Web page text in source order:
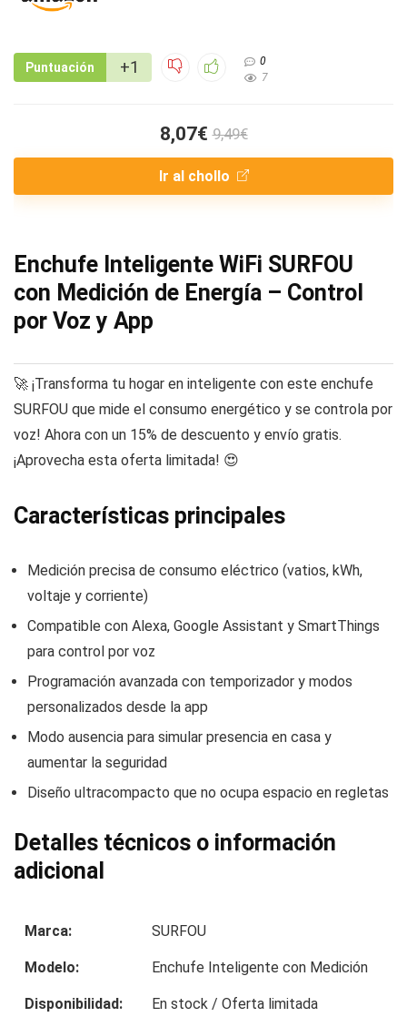
Puntuación +1
0
7
8,07€ 9,49€
Ir al chollo
Enchufe Inteligente WiFi SURFOU
con Medición de Energía – Control
por Voz y App
🚀 ¡Transforma tu hogar en inteligente con este enchufe
SURFOU que mide el consumo energético y se controla por
voz! Ahora con un 15% de descuento y envío gratis.
¡Aprovecha esta oferta limitada! 😍
Características principales
Medición precisa de consumo eléctrico (vatios, kWh,
voltaje y corriente)
Compatible con Alexa, Google Assistant y SmartThings
para control por voz
Programación avanzada con temporizador y modos
personalizados desde la app
Modo ausencia para simular presencia en casa y
aumentar la seguridad
Diseño ultracompacto que no ocupa espacio en regletas
Detalles técnicos o información
adicional
Marca: SURFOU
Modelo: Enchufe Inteligente con Medición
Disponibilidad: En stock / Oferta limitada